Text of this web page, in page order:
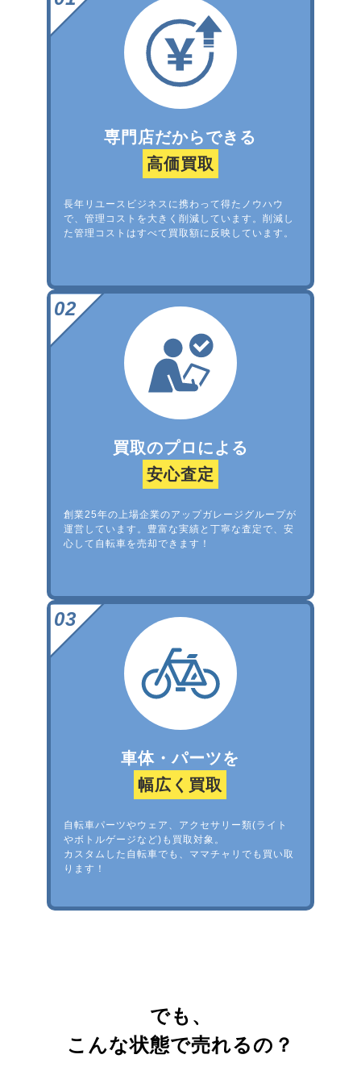
専門店だからできる
高価買取
長年リユースビジネスに携わって得たノウハウ
で、管理コストを大きく削減しています。削減し
た管理コストはすべて買取額に反映しています。
買取のプロによる
安心査定
創業25年の上場企業のアップガレージグループが
運営しています。豊富な実績と丁寧な査定で、安
心して自転車を売却できます！
車体・パーツを
幅広く買取
自転車パーツやウェア、アクセサリー類(ライト
やボトルゲージなど)も買取対象。
カスタムした自転車でも、ママチャリでも買い取
ります！
でも、
こんな状態で売れるの？